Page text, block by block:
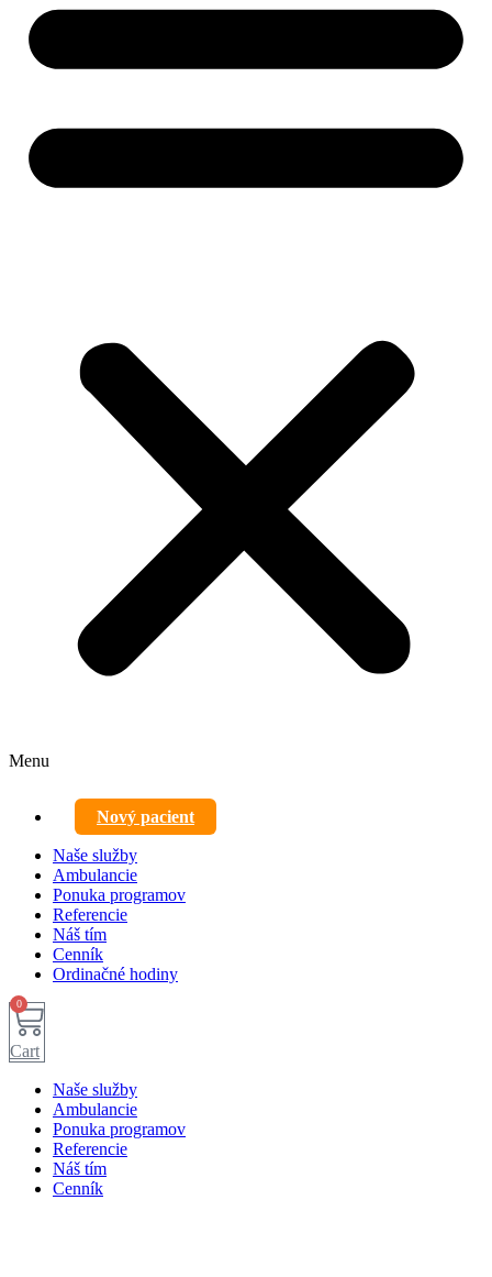
Menu
Nový pacient
Naše služby
Ambulancie
Ponuka programov
Referencie
Náš tím
Cenník
Ordinačné hodiny
0
Cart
Naše služby
Ambulancie
Ponuka programov
Referencie
Náš tím
Cenník